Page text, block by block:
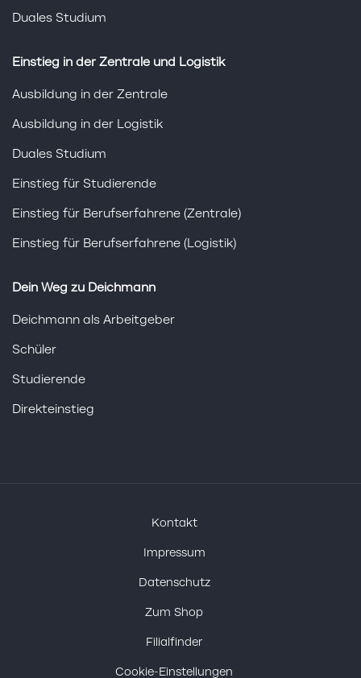
Duales Studium
Einstieg in der Zentrale und Logistik
Ausbildung in der Zentrale
Ausbildung in der Logistik
Duales Studium
Einstieg für Studierende
Einstieg für Berufserfahrene (Zentrale)
Einstieg für Berufserfahrene (Logistik)
Dein Weg zu Deichmann
Deichmann als Arbeitgeber
Schüler
Studierende
Direkteinstieg
Kontakt
Impressum
Datenschutz
Zum Shop
Filialfinder
Cookie-Einstellungen